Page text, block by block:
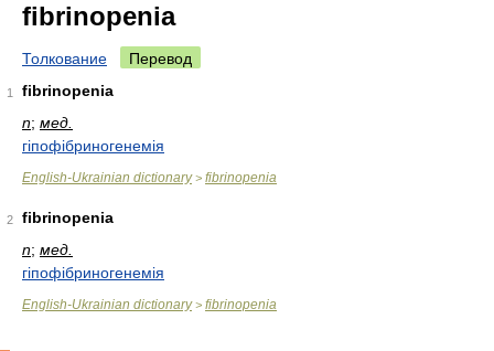
fibrinopenia
Толкование Перевод
1
fibrinopenia
n; мед.
гіпофібриногенемія
English-Ukrainian dictionary> fibrinopenia
2
fibrinopenia
n; мед.
гіпофібриногенемія
English-Ukrainian dictionary> fibrinopenia